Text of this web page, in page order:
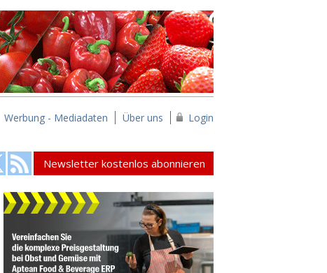
Werbung - Mediadaten Über uns Login
Newsletter kostenlos abonnieren